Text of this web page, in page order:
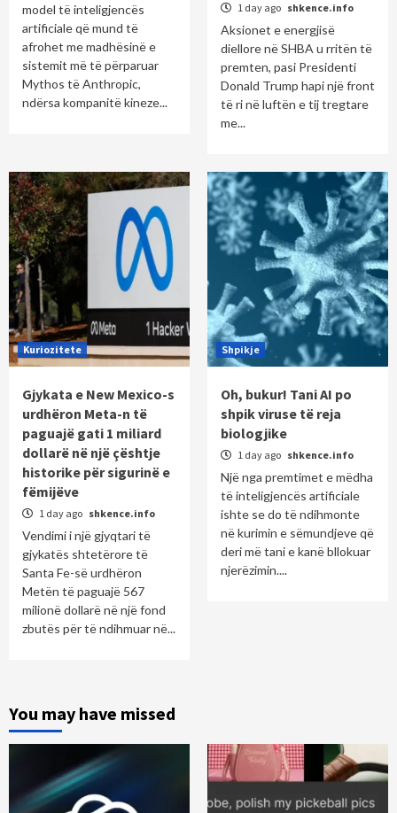
model të inteligjencës
artificiale që mund të
afrohet me madhësinë e
sistemit më të përparuar
Mythos të Anthropic,
ndërsa kompanitë kineze...
1 day ago shkence.info
Aksionet e energjisë
diellore në SHBA u rritën të
premten, pasi Presidenti
Donald Trump hapi një front
të ri në luftën e tij tregtare
me...
Kuriozitete
Gjykata e New Mexico-s
urdhëron Meta-n të
paguajë gati 1 miliard
dollarë në një çështje
historike për sigurinë e
fëmijëve
1 day ago shkence.info
Vendimi i një gjyqtari të
gjykatës shtetërore të
Santa Fe-së urdhëron
Metën të paguajë 567
milionë dollarë në një fond
zbutës për të ndihmuar në...
Shpikje
Oh, bukur! Tani AI po
shpik viruse të reja
biologjike
1 day ago shkence.info
Një nga premtimet e mëdha
të inteligjencës artificiale
ishte se do të ndihmonte
në kurimin e sëmundjeve që
deri më tani e kanë bllokuar
njerëzimin....
You may have missed